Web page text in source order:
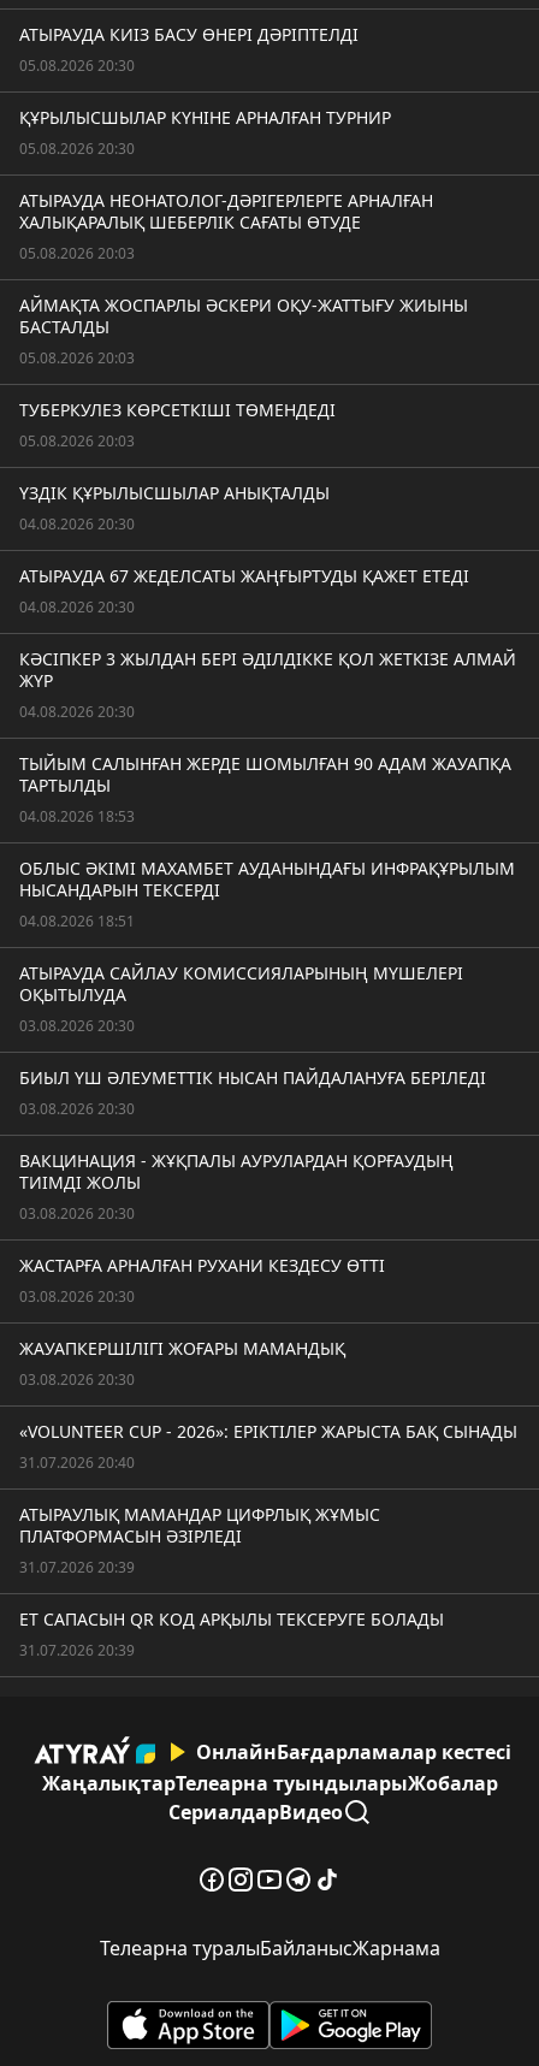
АТЫРАУДА КИІЗ БАСУ ӨНЕРІ ДӘРІПТЕЛДІ
05.08.2026 20:30
ҚҰРЫЛЫСШЫЛАР КҮНІНЕ АРНАЛҒАН ТУРНИР
05.08.2026 20:30
АТЫРАУДА НЕОНАТОЛОГ-ДӘРІГЕРЛЕРГЕ АРНАЛҒАН
ХАЛЫҚАРАЛЫҚ ШЕБЕРЛІК САҒАТЫ ӨТУДЕ
05.08.2026 20:03
АЙМАҚТА ЖОСПАРЛЫ ӘСКЕРИ ОҚУ-ЖАТТЫҒУ ЖИЫНЫ
БАСТАЛДЫ
05.08.2026 20:03
ТУБЕРКУЛЕЗ КӨРСЕТКІШІ ТӨМЕНДЕДІ
05.08.2026 20:03
ҮЗДІК ҚҰРЫЛЫСШЫЛАР АНЫҚТАЛДЫ
04.08.2026 20:30
АТЫРАУДА 67 ЖЕДЕЛСАТЫ ЖАҢҒЫРТУДЫ ҚАЖЕТ ЕТЕДІ
04.08.2026 20:30
КӘСІПКЕР 3 ЖЫЛДАН БЕРІ ӘДІЛДІККЕ ҚОЛ ЖЕТКІЗЕ АЛМАЙ
ЖҮР
04.08.2026 20:30
ТЫЙЫМ САЛЫНҒАН ЖЕРДЕ ШОМЫЛҒАН 90 АДАМ ЖАУАПҚА
ТАРТЫЛДЫ
04.08.2026 18:53
ОБЛЫС ӘКІМІ МАХАМБЕТ АУДАНЫНДАҒЫ ИНФРАҚҰРЫЛЫМ
НЫСАНДАРЫН ТЕКСЕРДІ
04.08.2026 18:51
АТЫРАУДА САЙЛАУ КОМИССИЯЛАРЫНЫҢ МҮШЕЛЕРІ
ОҚЫТЫЛУДА
03.08.2026 20:30
БИЫЛ ҮШ ӘЛЕУМЕТТІК НЫСАН ПАЙДАЛАНУҒА БЕРІЛЕДІ
03.08.2026 20:30
ВАКЦИНАЦИЯ - ЖҰҚПАЛЫ АУРУЛАРДАН ҚОРҒАУДЫҢ
ТИІМДІ ЖОЛЫ
03.08.2026 20:30
ЖАСТАРҒА АРНАЛҒАН РУХАНИ КЕЗДЕСУ ӨТТІ
03.08.2026 20:30
ЖАУАПКЕРШІЛІГІ ЖОҒАРЫ МАМАНДЫҚ
03.08.2026 20:30
«VOLUNTEER CUP - 2026»: ЕРІКТІЛЕР ЖАРЫСТА БАҚ СЫНАДЫ
31.07.2026 20:40
АТЫРАУЛЫҚ МАМАНДАР ЦИФРЛЫҚ ЖҰМЫС
ПЛАТФОРМАСЫН ӘЗІРЛЕДІ
31.07.2026 20:39
ЕТ САПАСЫН QR КОД АРҚЫЛЫ ТЕКСЕРУГЕ БОЛАДЫ
31.07.2026 20:39
ОнлайнБағдарламалар кестесі
ЖаңалықтарТелеарна туындыларыЖобалар
СериалдарВидео
Телеарна туралыБайланысЖарнама